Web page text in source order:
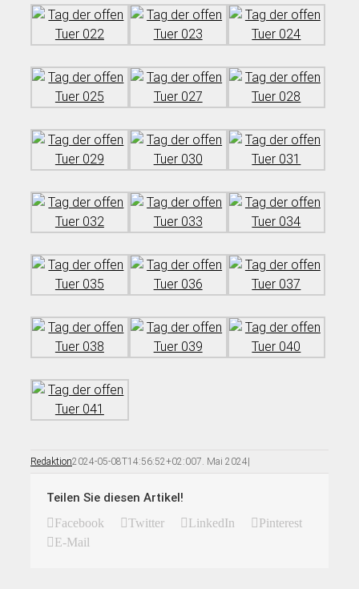
Redaktion2024-05-08T14:56:52+02:007. Mai 2024|
Teilen Sie diesen Artikel!
Facebook Twitter LinkedIn
Pinterest
E-Mail